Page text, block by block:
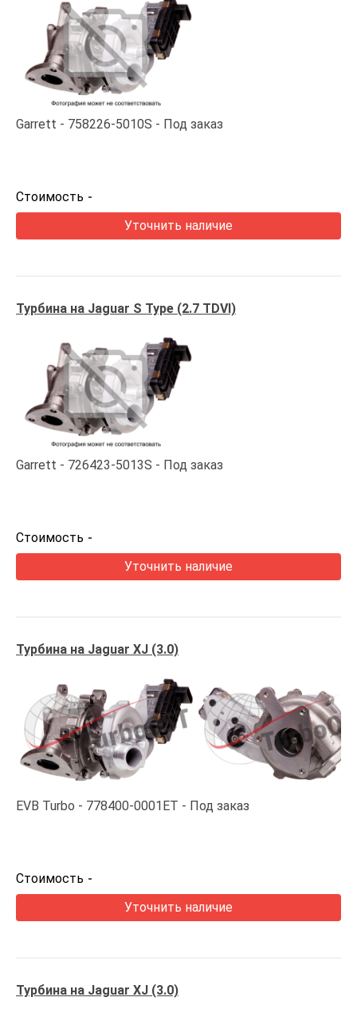
Garrett 758226-5010S Под заказ
Стоимость -
Уточнить наличие
Турбина на Jaguar S Type (2.7 TDVI)
Garrett 726423-5013S Под заказ
Стоимость -
Уточнить наличие
Турбина на Jaguar XJ (3.0)
EVB Turbo 778400-0001ET Под заказ
Стоимость -
Уточнить наличие
Турбина на Jaguar XJ (3.0)